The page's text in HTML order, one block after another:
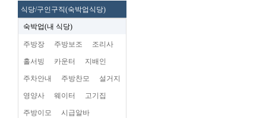
식당/구인구직(숙박업식당)
숙박업(내 식당)
주방장 주방보조 조리사
홀서빙 카운터 지배인
주차안내 주방찬모 설거지
영양사 웨이터 고기집
주방이모 시급알바